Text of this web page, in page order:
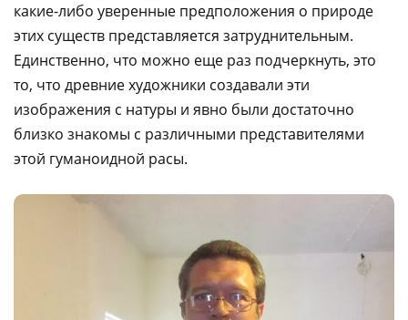
какие-либо уверенные предположения о природе
этих существ представляется затруднительным.
Единственно, что можно еще раз подчеркнуть, это
то, что древние художники создавали эти
изображения с натуры и явно были достаточно
близко знакомы с различными представителями
этой гуманоидной расы.